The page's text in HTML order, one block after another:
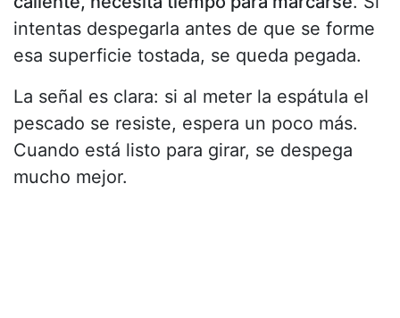
intentas despegarla antes de que se forme
esa superficie tostada, se queda pegada.
La señal es clara: si al meter la espátula el
pescado se resiste, espera un poco más.
Cuando está listo para girar, se despega
mucho mejor.